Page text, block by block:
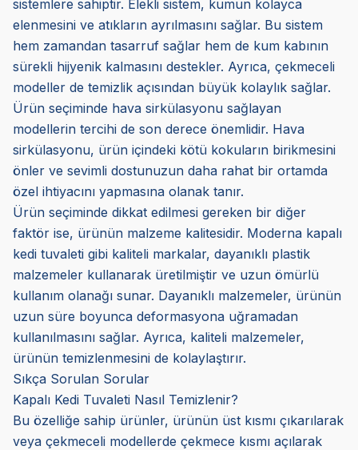
sistemlere sahiptir. Elekli sistem, kumun kolayca
elenmesini ve atıkların ayrılmasını sağlar. Bu sistem
hem zamandan tasarruf sağlar hem de kum kabının
sürekli hijyenik kalmasını destekler. Ayrıca, çekmeceli
modeller de temizlik açısından büyük kolaylık sağlar.
Ürün seçiminde hava sirkülasyonu sağlayan
modellerin tercihi de son derece önemlidir. Hava
sirkülasyonu, ürün içindeki kötü kokuların birikmesini
önler ve sevimli dostunuzun daha rahat bir ortamda
özel ihtiyacını yapmasına olanak tanır.
Ürün seçiminde dikkat edilmesi gereken bir diğer
faktör ise, ürünün malzeme kalitesidir. Moderna kapalı
kedi tuvaleti gibi kaliteli markalar, dayanıklı plastik
malzemeler kullanarak üretilmiştir ve uzun ömürlü
kullanım olanağı sunar. Dayanıklı malzemeler, ürünün
uzun süre boyunca deformasyona uğramadan
kullanılmasını sağlar. Ayrıca, kaliteli malzemeler,
ürünün temizlenmesini de kolaylaştırır.
Sıkça Sorulan Sorular
Kapalı Kedi Tuvaleti Nasıl Temizlenir?
Bu özelliğe sahip ürünler, ürünün üst kısmı çıkarılarak
veya çekmeceli modellerde çekmece kısmı açılarak